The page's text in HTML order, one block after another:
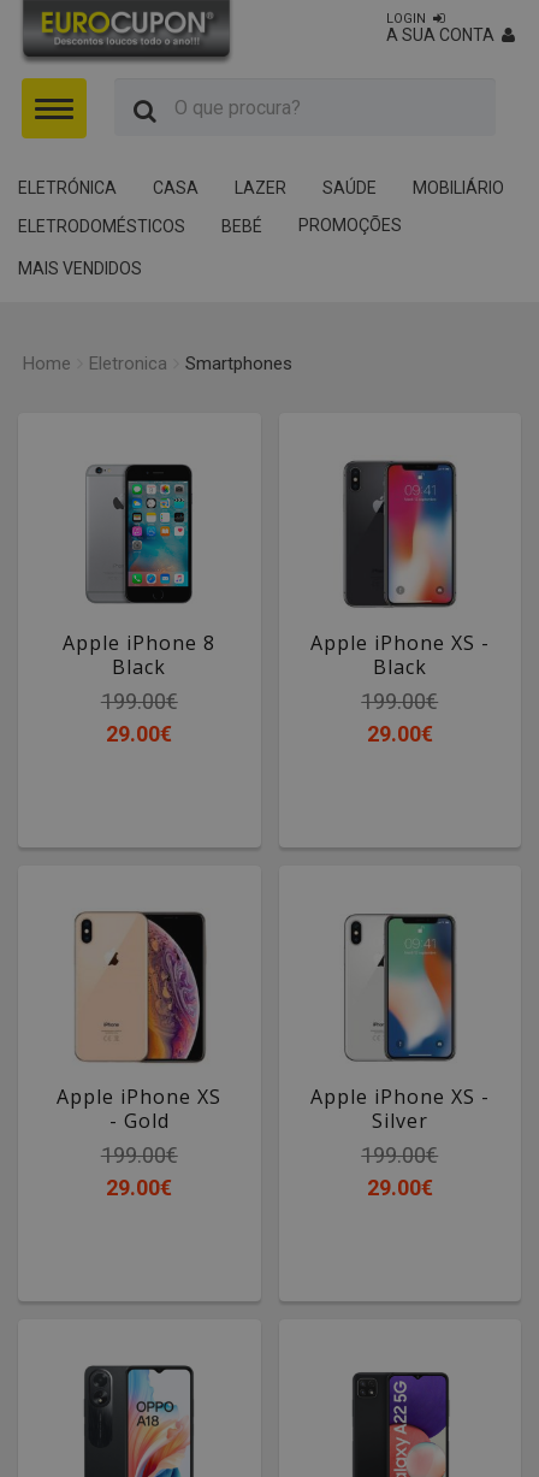
Menu
LOGIN
A SUA CONTA
ELETRÓNICA CASA LAZER SAÚDE
MOBILIÁRIO
ELETRODOMÉSTICOS
BEBÉ PROMOÇÕES
MAIS VENDIDOS
Home Eletronica Smartphones
Apple iPhone 8
Black
199.00€
29.00€
Apple iPhone XS -
Black
199.00€
29.00€
Apple iPhone XS
- Gold
199.00€
29.00€
Apple iPhone XS -
Silver
199.00€
29.00€